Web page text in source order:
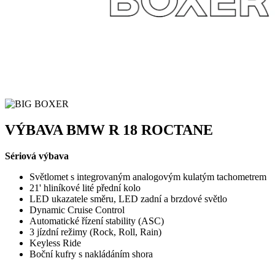
VÝBAVA BMW R 18 ROCTANE
Sériová výbava
Světlomet s integrovaným analogovým kulatým tachometrem
21' hliníkové lité přední kolo
LED ukazatele směru, LED zadní a brzdové světlo
Dynamic Cruise Control
Automatické řízení stability (ASC)
3 jízdní režimy (Rock, Roll, Rain)
Keyless Ride
Boční kufry s nakládáním shora